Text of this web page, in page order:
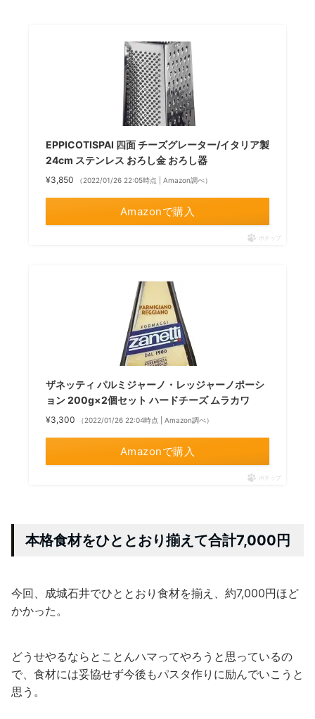
EPPICOTISPAI 四面 チーズグレーター/イタリア製
24cm ステンレス おろし金 おろし器
¥3,850 （2022/01/26 22:05時点 | Amazon調べ）
Amazonで購入
ポチップ
ザネッティ パルミジャーノ・レッジャーノポーシ
ョン 200g×2個セット ハードチーズ ムラカワ
¥3,300 （2022/01/26 22:04時点 | Amazon調べ）
Amazonで購入
ポチップ
本格食材をひととおり揃えて合計7,000円
今回、成城石井でひととおり食材を揃え、約7,000円ほど
かかった。
どうせやるならとことんハマってやろうと思っているの
で、食材には妥協せず今後もパスタ作りに励んでいこうと
思う。